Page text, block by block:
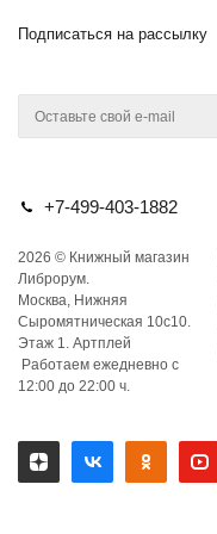
Подписаться на рассылку
+7-499-403-1882
2026 © Книжный магазин
Либрорум.
Москва, Нижняя
Сыромятническая 10с10.
Этаж 1. Артплей
Работаем ежедневно с
12:00 до 22:00 ч.